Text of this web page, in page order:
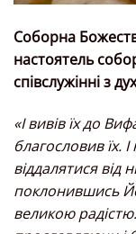
Соборна
настоятель
співслужінні з
«І вивів їх до
благословив їх.
віддалятися від
поклонившись
великою